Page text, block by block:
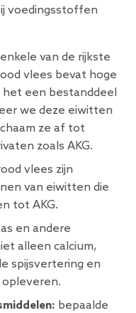
voedingsstoffen
van de rijkste
vlees bevat hoge
het een bestanddeel
we deze eiwitten
ze af tot
zoals AKG.
vlees zijn
van eiwitten die
tot AKG.
en andere
alleen calcium,
spijsvertering en
bepaalde